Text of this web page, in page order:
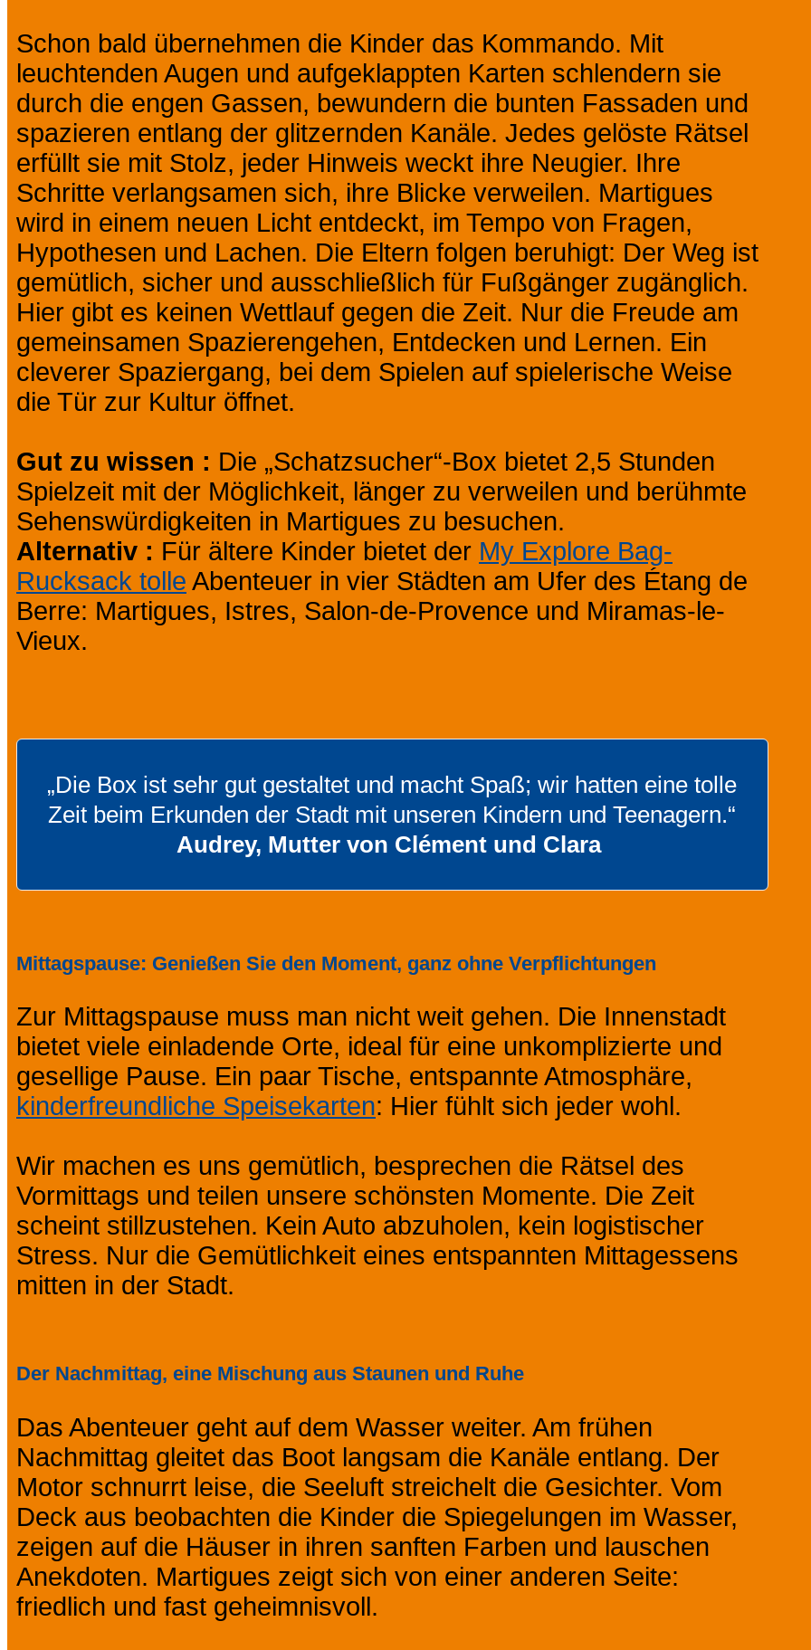
Schon bald übernehmen die Kinder das Kommando. Mit
leuchtenden Augen und aufgeklappten Karten schlendern sie
durch die engen Gassen, bewundern die bunten Fassaden und
spazieren entlang der glitzernden Kanäle. Jedes gelöste Rätsel
erfüllt sie mit Stolz, jeder Hinweis weckt ihre Neugier. Ihre
Schritte verlangsamen sich, ihre Blicke verweilen. Martigues
wird in einem neuen Licht entdeckt, im Tempo von Fragen,
Hypothesen und Lachen. Die Eltern folgen beruhigt: Der Weg ist
gemütlich, sicher und ausschließlich für Fußgänger zugänglich.
Hier gibt es keinen Wettlauf gegen die Zeit. Nur die Freude am
gemeinsamen Spazierengehen, Entdecken und Lernen. Ein
cleverer Spaziergang, bei dem Spielen auf spielerische Weise
die Tür zur Kultur öffnet.
Gut zu wissen : Die „Schatzsucher“-Box bietet 2,5 Stunden
Spielzeit mit der Möglichkeit, länger zu verweilen und berühmte
Sehenswürdigkeiten in Martigues zu besuchen.
Alternativ : Für ältere Kinder bietet der My Explore Bag-
Rucksack tolle Abenteuer in vier Städten am Ufer des Étang de
Berre: Martigues, Istres, Salon-de-Provence und Miramas-le-
Vieux.
„Die Box ist sehr gut gestaltet und macht Spaß; wir hatten eine tolle
Zeit beim Erkunden der Stadt mit unseren Kindern und Teenagern.“
Audrey, Mutter von Clément und Clara
Mittagspause: Genießen Sie den Moment, ganz ohne Verpflichtungen
Zur Mittagspause muss man nicht weit gehen. Die Innenstadt
bietet viele einladende Orte, ideal für eine unkomplizierte und
gesellige Pause. Ein paar Tische, entspannte Atmosphäre,
kinderfreundliche Speisekarten: Hier fühlt sich jeder wohl.
Wir machen es uns gemütlich, besprechen die Rätsel des
Vormittags und teilen unsere schönsten Momente. Die Zeit
scheint stillzustehen. Kein Auto abzuholen, kein logistischer
Stress. Nur die Gemütlichkeit eines entspannten Mittagessens
mitten in der Stadt.
Der Nachmittag, eine Mischung aus Staunen und Ruhe
Das Abenteuer geht auf dem Wasser weiter. Am frühen
Nachmittag gleitet das Boot langsam die Kanäle entlang. Der
Motor schnurrt leise, die Seeluft streichelt die Gesichter. Vom
Deck aus beobachten die Kinder die Spiegelungen im Wasser,
zeigen auf die Häuser in ihren sanften Farben und lauschen
Anekdoten. Martigues zeigt sich von einer anderen Seite:
friedlich und fast geheimnisvoll.